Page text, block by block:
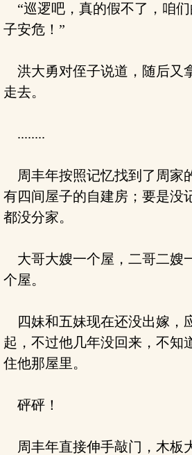
“巡逻吧，真的假不了，咱
子安危！”
洪大勇对侄子说道，随后又
走去。
........
周丰年按照记忆找到了周家
有四间屋子的自建房；要是没
都没分家。
大哥大嫂一个屋，二哥二嫂
个屋。
四妹和五妹现在还没出嫁，
起，不过他几年没回来，不知
住他那屋里。
砰砰！
周丰年直接伸手敲门，木板